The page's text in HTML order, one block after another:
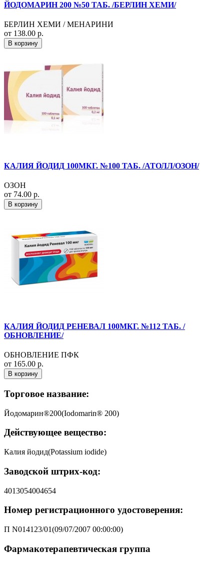
ЙОДОМАРИН 200 №50 ТАБ. /БЕРЛИН ХЕМИ/
БЕРЛИН ХЕМИ / МЕНАРИНИ
от 138.00 р.
В корзину
КАЛИЯ ЙОДИД 100МКГ. №100 ТАБ. /АТОЛЛ/ОЗОН/
ОЗОН
от 74.00 р.
В корзину
КАЛИЯ ЙОДИД РЕНЕВАЛ 100МКГ. №112 ТАБ. /
ОБНОВЛЕНИЕ/
ОБНОВЛЕНИЕ ПФК
от 165.00 р.
В корзину
Торговое название:
Йодомарин®200(Iodomarin® 200)
Действующее вещество:
Калия йодид(Potassium iodide)
Заводской штрих-код:
4013054004654
Номер регистрационного удостоверения:
П N014123/01(09/07/2007 00:00:00)
Фармакотерапевтическая группа